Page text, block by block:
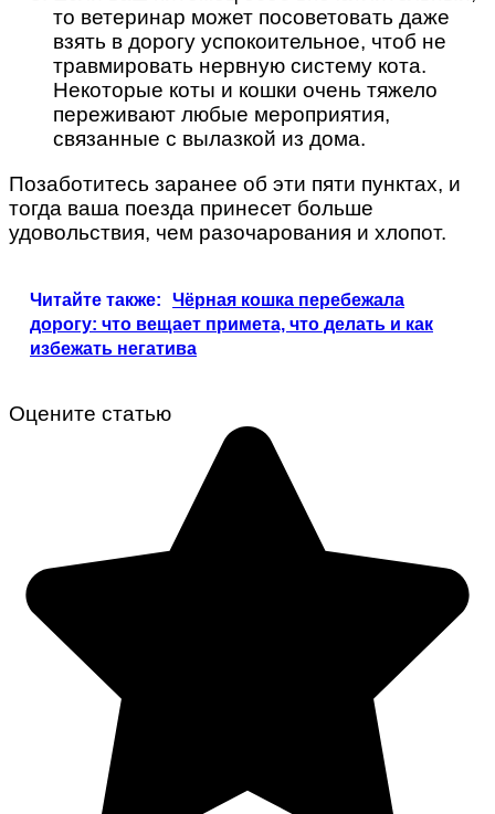
то ветеринар может посоветовать даже
взять в дорогу успокоительное, чтоб не
травмировать нервную систему кота.
Некоторые коты и кошки очень тяжело
переживают любые мероприятия,
связанные с вылазкой из дома.
Позаботитесь заранее об эти пяти пунктах, и
тогда ваша поезда принесет больше
удовольствия, чем разочарования и хлопот.
Читайте также:
Чёрная кошка перебежала
дорогу: что вещает примета, что делать и как
избежать негатива
Оцените статью